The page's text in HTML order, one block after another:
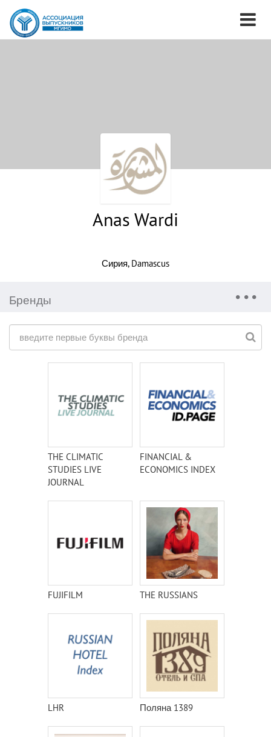
Anas Wardi
Сирия, Damascus
Бренды
THE CLIMATIC
STUDIES LIVE
JOURNAL
FINANCIAL &
ECONOMICS INDEX
FUJIFILM THE RUSSIANS
LHR Поляна 1389